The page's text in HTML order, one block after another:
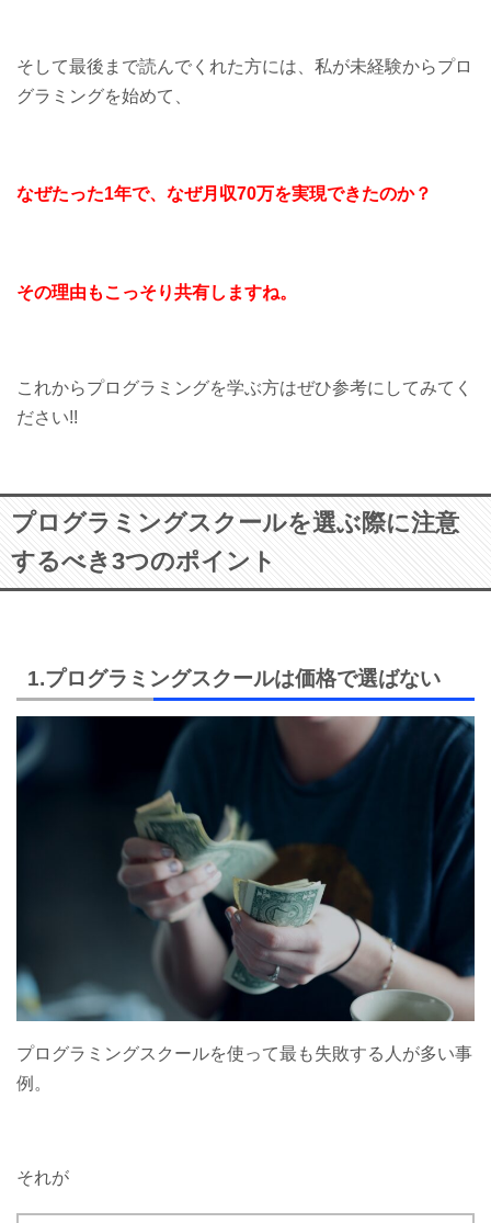
そして最後まで読んでくれた方には、私が未経験からプロ
グラミングを始めて、
なぜたった1年で、なぜ月収70万を実現できたのか？
その理由もこっそり共有しますね。
これからプログラミングを学ぶ方はぜひ参考にしてみてく
ださい!!
プログラミングスクールを選ぶ際に注意
するべき3つのポイント
1.プログラミングスクールは価格で選ばない
プログラミングスクールを使って最も失敗する人が多い事
例。
それが